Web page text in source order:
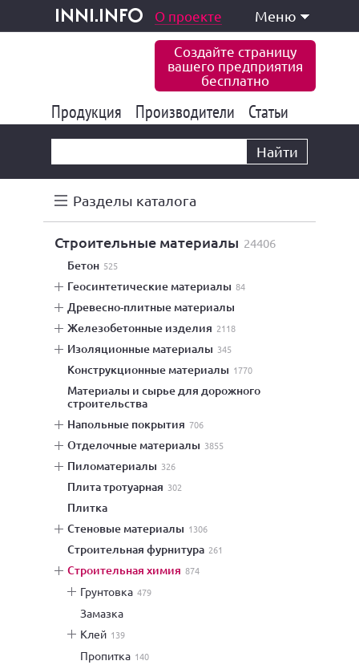
inni.info
и услуги О проекте Меню
Создайте страницу
вашего предприятия
бесплатно
Продукция 177 847
Производители 6 777
Статьи
Найти
Разделы каталога
строительные материалы 24406
бетон 525
геосинтетические материалы 84
древесно-плитные материалы
железобетонные изделия 2118
изоляционные материалы 345
конструкционные материалы 1770
материалы и сырье для дорожного
строительства
напольные покрытия 706
отделочные материалы 3855
пиломатериалы 326
плита тротуарная 302
плитка
стеновые материалы 1306
строительная фурнитура 261
строительная химия 874
грунтовка 479
замазка
клей 139
пропитка 140